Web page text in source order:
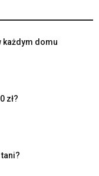
każdym domu
zł?